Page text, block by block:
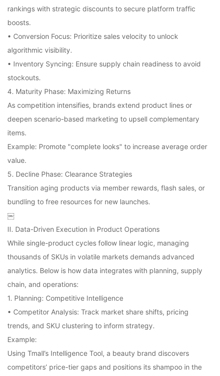
rankings with strategic discounts to secure platform traffic
boosts.
• Conversion Focus: Prioritize sales velocity to unlock
algorithmic visibility.
• Inventory Syncing: Ensure supply chain readiness to avoid
stockouts.
4. Maturity Phase: Maximizing Returns
As competition intensifies, brands extend product lines or
deepen scenario-based marketing to upsell complementary
items.
Example: Promote "complete looks" to increase average order
value.
5. Decline Phase: Clearance Strategies
Transition aging products via member rewards, flash sales, or
bundling to free resources for new launches.
￼
II. Data-Driven Execution in Product Operations
While single-product cycles follow linear logic, managing
thousands of SKUs in volatile markets demands advanced
analytics. Below is how data integrates with planning, supply
chain, and operations:
1. Planning: Competitive Intelligence
• Competitor Analysis: Track market share shifts, pricing
trends, and SKU clustering to inform strategy.
Example:
Using Tmall’s Intelligence Tool, a beauty brand discovers
competitors’ price-tier gaps and positions its shampoo in the